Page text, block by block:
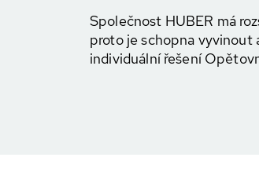
Společnost HUBER má
proto je schopna
individuální řešení